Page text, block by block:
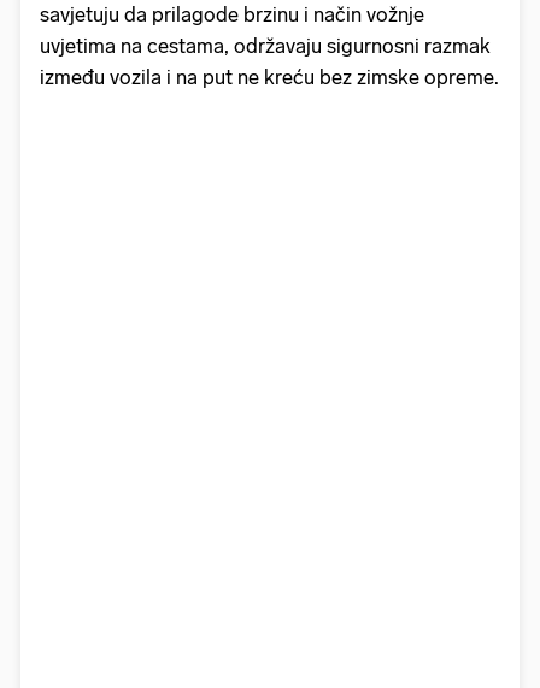
savjetuju da prilagode brzinu i način vožnje
uvjetima na cestama, održavaju sigurnosni razmak
između vozila i na put ne kreću bez zimske opreme.